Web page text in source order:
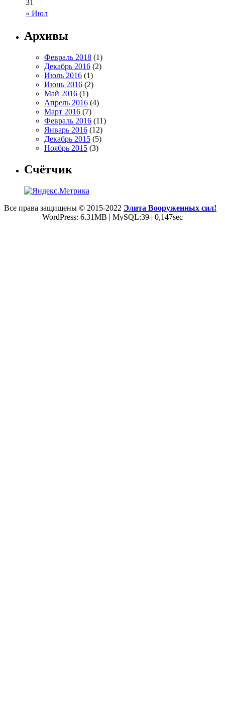
« Июл
31
Архивы
Февраль 2018 (1)
Декабрь 2016 (2)
Июль 2016 (1)
Июнь 2016 (2)
Май 2016 (1)
Апрель 2016 (4)
Март 2016 (7)
Февраль 2016 (11)
Январь 2016 (12)
Декабрь 2015 (5)
Ноябрь 2015 (3)
Счётчик
Все права защищены © 2015-2022 Элита Вооруженных сил!
WordPress: 6.31MB | MySQL:39 | 0,147sec